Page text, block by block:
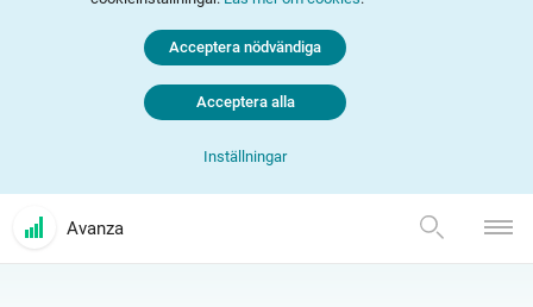
Inställningar
Acceptera nödvändiga
Acceptera alla
Avanza